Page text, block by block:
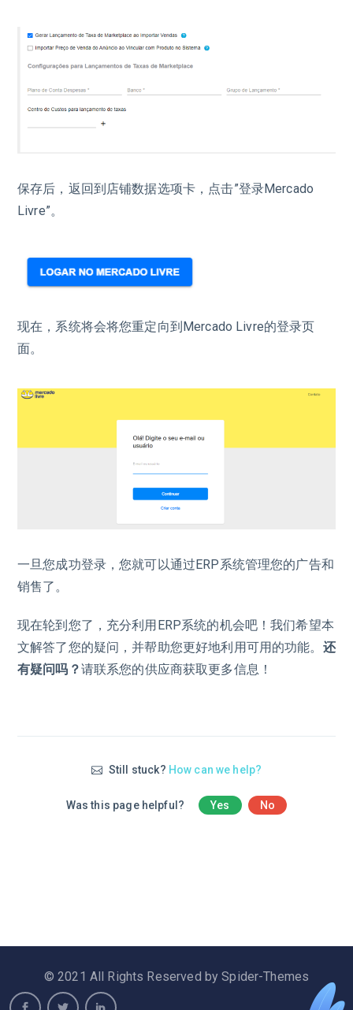
保存后，返回到店铺数据选项卡，点击”登录Mercado
Livre”。
现在，系统将会将您重定向到Mercado Livre的登录页
面。
一旦您成功登录，您就可以通过ERP系统管理您的广告和
销售了。
现在轮到您了，充分利用ERP系统的机会吧！我们希望本
文解答了您的疑问，并帮助您更好地利用可用的功能。 还
有疑问吗？请联系您的供应商获取更多信息！
Still stuck? How can we help?
Was this page helpful? Yes No
© 2021 All Rights Reserved by Spider-Themes